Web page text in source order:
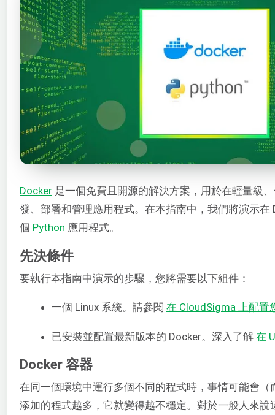
Docker 是一個免費且開源的解決方案，用於在輕量級
發、部署和管理應用程式。在本指南中，我們將演示在
個 Python 應用程式。
先決條件
要執行本指南中演示的步驟，您將需要以下組件：
一個 Linux 系統。請參閱 在 CloudSigma 上配置
已安裝並配置最新版本的 Docker。深入了解 在
Docker 容器
在同一個環境中運行多個不同的程式時，事情可能會（
添加的程式越多，它就變得越不穩定。對於一般人來說